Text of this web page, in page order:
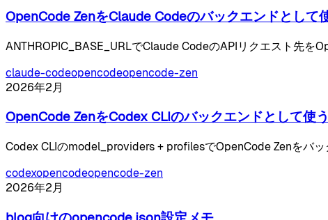
OpenCode ZenをClaude Codeのバックエンドとして
ANTHROPIC_BASE_URLでClaude CodeのAPIリクエスト先を
claude-codeopencodeopencode-zen
2026年2月
OpenCode ZenをCodex CLIのバックエンドとして使う
Codex CLIのmodel_providers + profilesでOpenCode Zenをバッ
codexopencodeopencode-zen
2026年2月